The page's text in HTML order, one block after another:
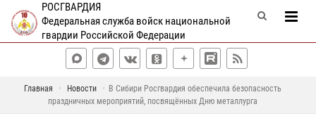
РОСГВАРДИЯ
Федеральная служба войск национальной
гвардии Российской Федерации
Главная Новости
В Сибири Росгвардия обеспечила безопасность
праздничных мероприятий, посвящённых Дню металлурга